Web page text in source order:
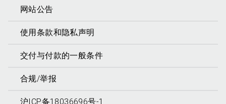
网站公告
使用条款和隐私声明
交付与付款的一般条件
合规/举报
沪ICP备18036696号-1